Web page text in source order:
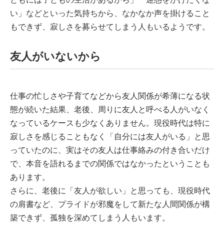
い」などといった気持ちから、なかなか声を掛けること
もできず、寂しさを募らせてしまう人もいるようです。
友人がいないから
仕事の忙しさや子育てなどから友人関係が希薄になる状
態が続いた結果、老後、周りに友人と呼べる人がいなく
なっているケースも少なくありません。現役時代は特に
寂しさを感じることもなく「自分には友人がいる」と思
っていたのに、実はその友人は仕事絡みの付き合いだけ
で、本音を語れるまでの関係ではなかったということも
あります。
さらに、老後に「友人が欲しい」と思っても、現役時代
の肩書など、プライドが邪魔をして新たな人間関係が構
築できず、孤独を深めてしまう人もいます。